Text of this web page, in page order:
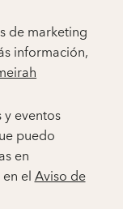
de marketing
información,
eventos
puedo
en
en elAviso de